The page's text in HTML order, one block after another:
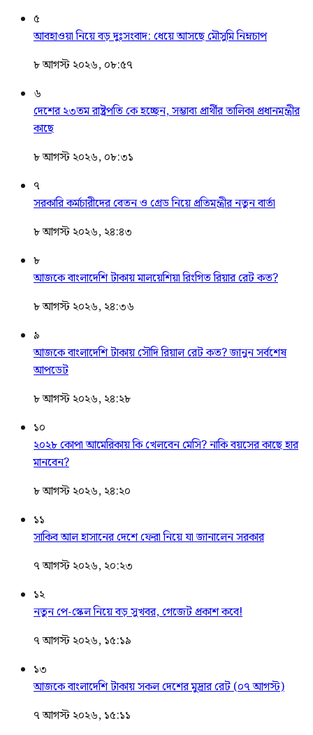
৫
আবহাওয়া নিয়ে বড় দুঃসংবাদ: ধেয়ে আসছে মৌসুমি নিম্নচাপ
৮ আগস্ট ২০২৬, ০৮:৫৭
৬
দেশের ২৩তম রাষ্ট্রপতি কে হচ্ছেন, সম্ভাব্য প্রার্থীর তালিকা প্রধানমন্ত্রীর
কাছে
৮ আগস্ট ২০২৬, ০৮:৩১
৭
সরকারি কর্মচারীদের বেতন ও গ্রেড নিয়ে প্রতিমন্ত্রীর নতুন বার্তা
৮ আগস্ট ২০২৬, ২৪:৪৩
৮
আজকে বাংলাদেশি টাকায় মালয়েশিয়া রিংগিত রিয়ার রেট কত?
৮ আগস্ট ২০২৬, ২৪:৩৬
৯
আজকে বাংলাদেশি টাকায় সৌদি রিয়াল রেট কত? জানুন সর্বশেষ
আপডেট
৮ আগস্ট ২০২৬, ২৪:২৮
১০
২০২৮ কোপা আমেরিকায় কি খেলবেন মেসি? নাকি বয়সের কাছে হার
মানবেন?
৮ আগস্ট ২০২৬, ২৪:২০
১১
সাকিব আল হাসানের দেশে ফেরা নিয়ে যা জানালেন সরকার
৭ আগস্ট ২০২৬, ২০:২৩
১২
নতুন পে-স্কেল নিয়ে বড় সুখবর, গেজেট প্রকাশ কবে!
৭ আগস্ট ২০২৬, ১৫:১৯
১৩
আজকে বাংলাদেশি টাকায় সকল দেশের মুদ্রার রেট (০৭ আগস্ট)
৭ আগস্ট ২০২৬, ১৫:১১